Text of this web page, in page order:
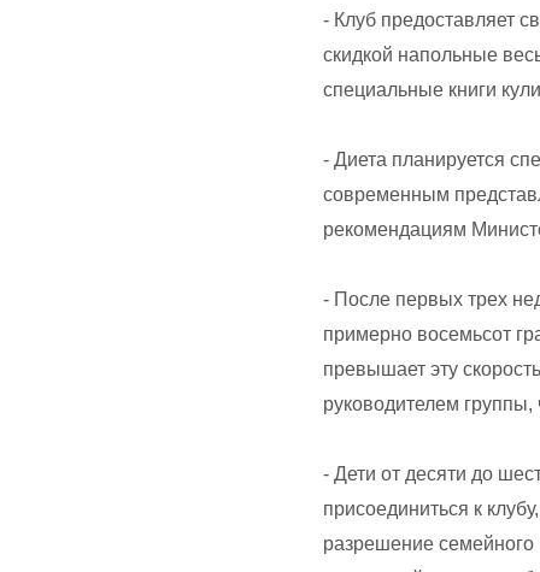
- Клуб предоставляет
скидкой напольные
специальные книги
- Диета планируется
современным
рекомендациям
- После первых трех
примерно восемьсот
превышает эту
руководителем
- Дети от десяти до
присоединиться к
разрешение